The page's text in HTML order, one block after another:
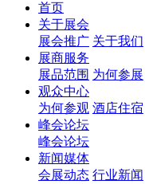
首页
关于展会
展会推广 关于我们
展商服务
展品范围 为何参展
观众中心
为何参观 酒店住宿
峰会论坛
峰会论坛
新闻媒体
会展动态 行业新闻